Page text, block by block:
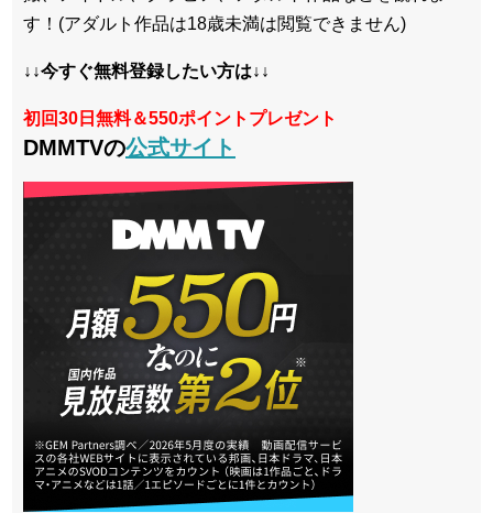
す！(アダルト作品は18歳未満は閲覧できません)
↓↓今すぐ無料登録したい方は↓↓
初回30日無料＆550ポイントプレゼント
DMMTVの公式サイト